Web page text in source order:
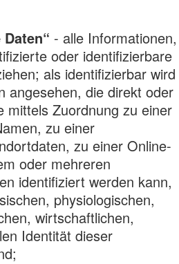
- alle Informationen,
oder identifizierbare
als identifizierbar wird
angesehen, die direkt oder
mittels Zuordnung zu einer
zu einer
zu einer Online-
oder mehreren
identifiziert werden kann,
physiologischen,
wirtschaftlichen,
Identität dieser